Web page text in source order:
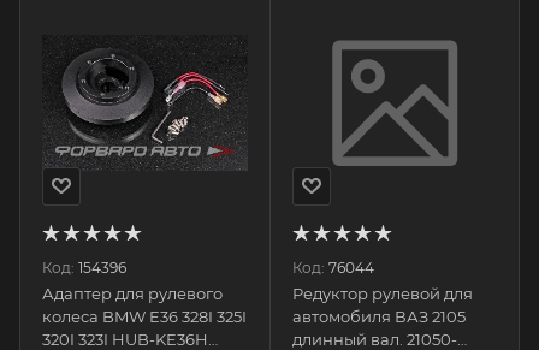
Код: 154396
Адаптер для рулевого
колеса BMW E36 328I 325I
320I 323I HUB-KE36H
Код: 76044
Редуктор рулевой для
автомобиля ВАЗ 2105
длинный вал. 21050-